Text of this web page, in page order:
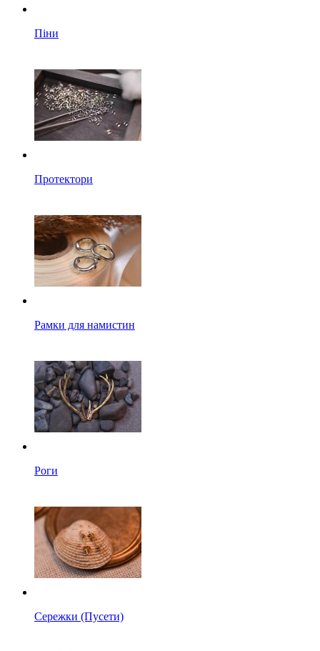
Піни
Протектори
Рамки для намистин
Роги
Сережки (Пусети)